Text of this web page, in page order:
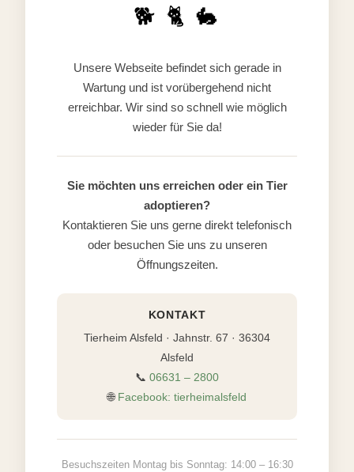
🐕 🐈 🐇
Unsere Webseite befindet sich gerade in
Wartung und ist vorübergehend nicht
erreichbar. Wir sind so schnell wie möglich
wieder für Sie da!
Sie möchten uns erreichen oder ein Tier
adoptieren?
Kontaktieren Sie uns gerne direkt telefonisch
oder besuchen Sie uns zu unseren
Öffnungszeiten.
KONTAKT
Tierheim Alsfeld · Jahnstr. 67 · 36304
Alsfeld
📞 06631 – 2800
🌐 Facebook: tierheimalsfeld
Besuchszeiten Montag bis Sonntag: 14:00 – 16:30